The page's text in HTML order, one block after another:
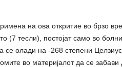
на ова откритие во брзо
(7 тесли), постојат само во
се олади на -268 степени
во материјалот да се